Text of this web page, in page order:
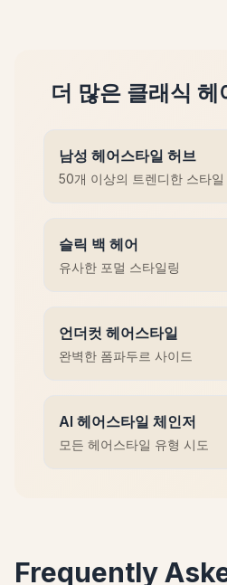
더 많은 클래식 헤
남성 헤어스타일 허브
50개 이상의 트렌디한 스타일
슬릭 백 헤어
유사한 포멀 스타일링
언더컷 헤어스타일
완벽한 폼파두르 사이드
AI 헤어스타일 체인저
모든 헤어스타일 유형 시도
Frequently